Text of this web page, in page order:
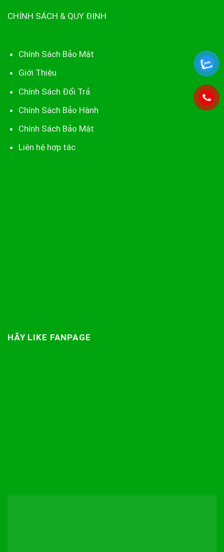
CHÍNH SÁCH & QUY ĐỊNH
Chính Sách Bảo Mật
Giới Thiệu
Chính Sách Đổi Trả
Chính Sách Bảo Hành
Chính Sách Bảo Mật
Liên hệ hợp tác
HÃY LIKE FANPAGE